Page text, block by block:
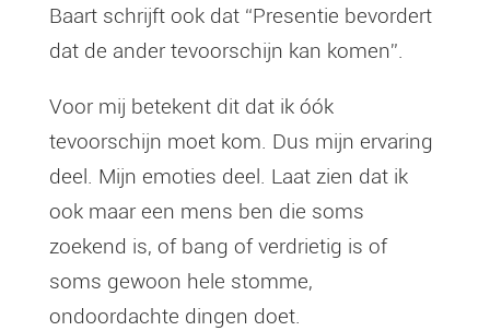
Baart schrijft ook dat “Presentie bevordert
dat de ander tevoorschijn kan komen”.
Voor mij betekent dit dat ik óók
tevoorschijn moet kom. Dus mijn ervaring
deel. Mijn emoties deel. Laat zien dat ik
ook maar een mens ben die soms
zoekend is, of bang of verdrietig is of
soms gewoon hele stomme,
ondoordachte dingen doet.